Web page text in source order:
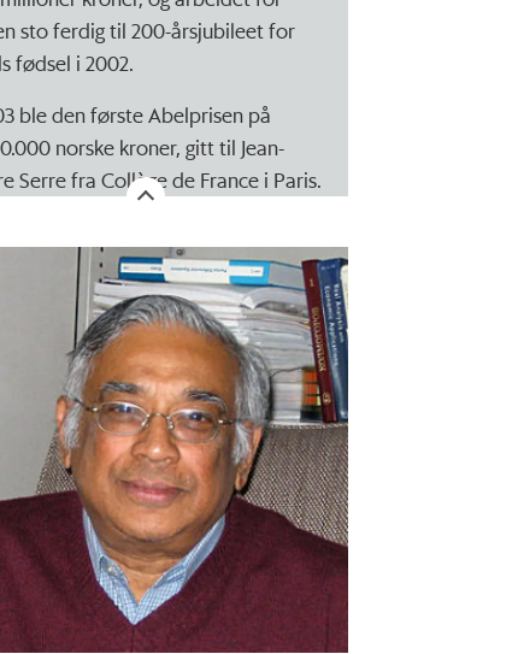
sto ferdig til 200-årsjubileet for
fødsel i 2002.
ble den første Abelprisen på
norske kroner, gitt til Jean-
Serre fra Collège de France i Paris.